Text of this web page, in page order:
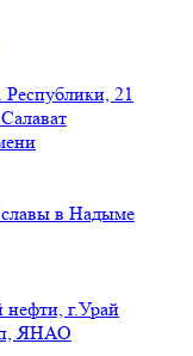
Республики, 21
в Надыме
г.Урай
ЯНАО